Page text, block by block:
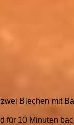
Blechen mit
10 Minuten